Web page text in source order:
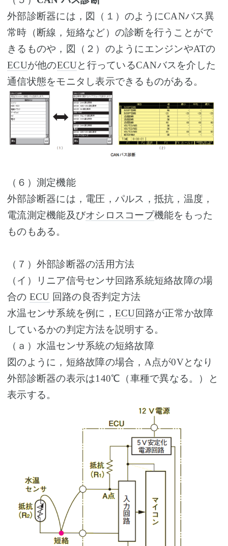
外部診断器には，図（１）のようにCANバス異
常時（断線，短絡など）の診断を行うことがで
きるものや，図（２）のようにエンジンやATの
ECUが他のECUと行っているCANバスを介した
通信状態をモニタし表示できるものがある。
（６）測定機能
外部診断器には，電圧，パルス，抵抗，温度，
電流測定機能及びオシロスコープ機能をもった
ものもある。
（７）外部診断器の活用方法
（イ）リニア信号センサ回路系統短絡故障の場
合の ECU 回路の良否判定方法
水温センサ系統を例に， ECU回路が正常か故障
しているかの判定方法を説明する。
（ａ）水温センサ系統の短絡故障
図のように，短絡故障の場合，A点が0Vとなり
外部診断器の表示は140℃（車種で異なる。）と
表示する。